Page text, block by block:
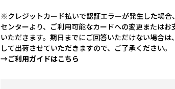
※クレジットカード払いで認証エラーが発生した場合
センターより、ご利用可能なカードへの変更または
いただきます。期日までにご回答いただけない場合
して出荷させていただきますので、ご了承ください。
→ご利用ガイドはこちら